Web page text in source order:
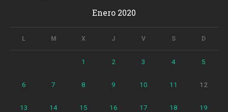
Enero 2020
L M X J V S D
1 2 3 4 5
6 7 8 9 10 11 12
13 14 15 16 17 18 19